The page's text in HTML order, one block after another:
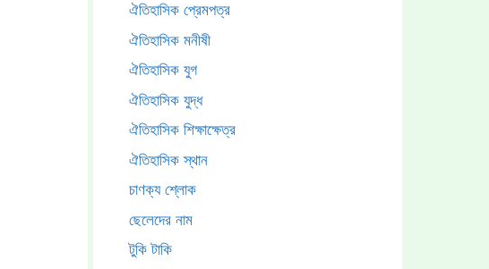
ঐতিহাসিক প্রেমপত্র
ঐতিহাসিক মনীষী
ঐতিহাসিক যুগ
ঐতিহাসিক যুদ্ধ
ঐতিহাসিক শিক্ষাক্ষেত্র
ঐতিহাসিক স্থান
চাণক্য শ্লোক
ছেলেদের নাম
টুকি টাকি